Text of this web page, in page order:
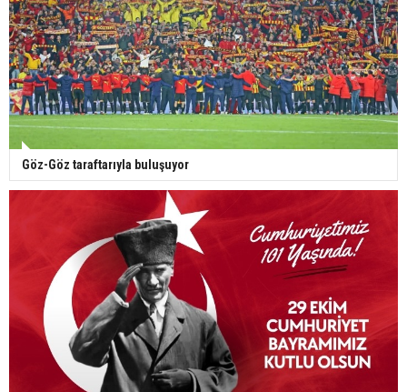
Göz-Göz taraftarıyla buluşuyor